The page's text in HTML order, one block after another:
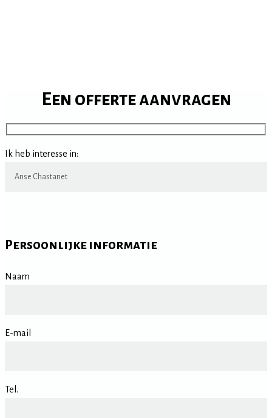
Een offerte aanvragen
Ik heb interesse in:
Persoonlijke informatie
Naam
E-mail
Tel.